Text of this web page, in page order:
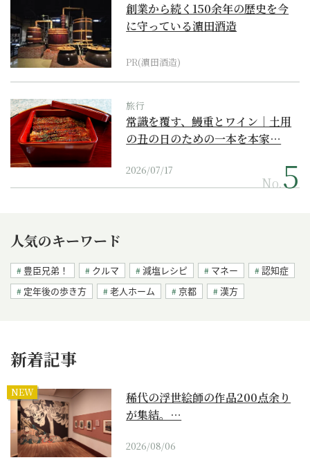
創業から続く150余年の歴史を今
に守っている濵田酒造
PR(濵田酒造)
旅行
常識を覆す、鰻重とワイン｜土用
の丑の日のための一本を本家…
2026/07/17
No.
人気のキーワード
豊臣兄弟！ クルマ 減塩レシピ マネー
認知症
定年後の歩き方
老人ホーム 京都 漢方
新着記事
NEW
稀代の浮世絵師の作品200点余り
が集結。…
2026/08/06